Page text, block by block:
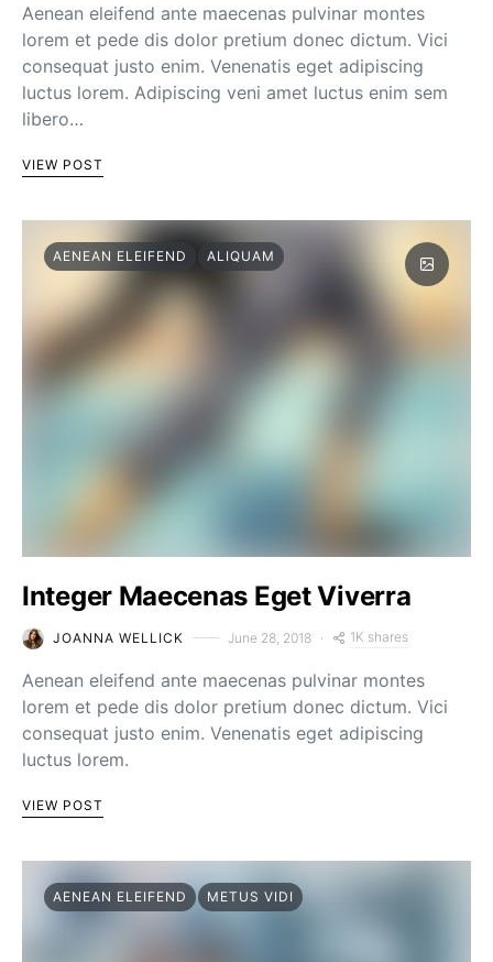
Aenean eleifend ante maecenas pulvinar montes
lorem et pede dis dolor pretium donec dictum. Vici
consequat justo enim. Venenatis eget adipiscing
luctus lorem. Adipiscing veni amet luctus enim sem
libero…
VIEW POST
AENEAN ELEIFEND ALIQUAM
Integer Maecenas Eget Viverra
JOANNA WELLICK June 28, 2018 1K shares
Aenean eleifend ante maecenas pulvinar montes
lorem et pede dis dolor pretium donec dictum. Vici
consequat justo enim. Venenatis eget adipiscing
luctus lorem.
VIEW POST
AENEAN ELEIFEND METUS VIDI